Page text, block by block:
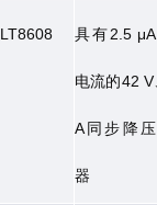
LT8608 具有2.5 μA
电流的42 V
A同步降
器